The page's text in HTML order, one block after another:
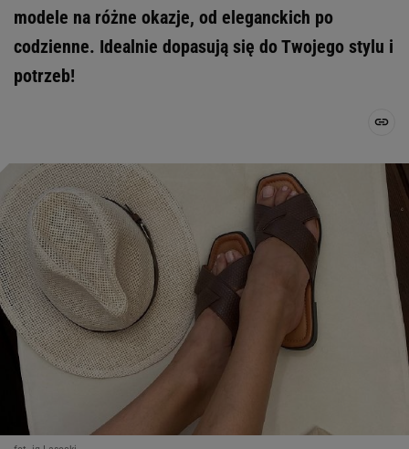
modele na różne okazje, od eleganckich po
codzienne. Idealnie dopasują się do Twojego stylu i
potrzeb!